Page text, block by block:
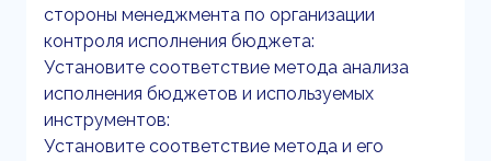
стороны менеджмента по организации
контроля исполнения бюджета:
Установите соответствие метода анализа
исполнения бюджетов и используемых
инструментов:
Установите соответствие метода и его